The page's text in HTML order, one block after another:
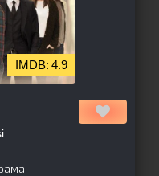
4.9